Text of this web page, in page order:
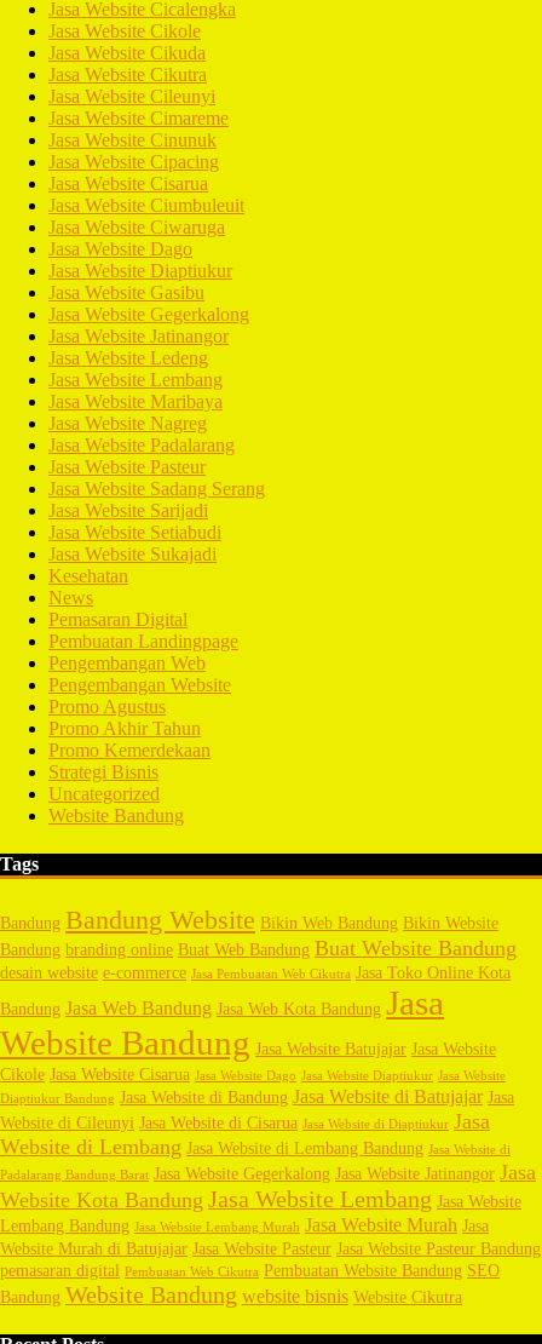
Jasa Website Cicalengka
Jasa Website Cikole
Jasa Website Cikuda
Jasa Website Cikutra
Jasa Website Cileunyi
Jasa Website Cimareme
Jasa Website Cinunuk
Jasa Website Cipacing
Jasa Website Cisarua
Jasa Website Ciumbuleuit
Jasa Website Ciwaruga
Jasa Website Dago
Jasa Website Diaptiukur
Jasa Website Gasibu
Jasa Website Gegerkalong
Jasa Website Jatinangor
Jasa Website Ledeng
Jasa Website Lembang
Jasa Website Maribaya
Jasa Website Nagreg
Jasa Website Padalarang
Jasa Website Pasteur
Jasa Website Sadang Serang
Jasa Website Sarijadi
Jasa Website Setiabudi
Jasa Website Sukajadi
Kesehatan
News
Pemasaran Digital
Pembuatan Landingpage
Pengembangan Web
Pengembangan Website
Promo Agustus
Promo Akhir Tahun
Promo Kemerdekaan
Strategi Bisnis
Uncategorized
Website Bandung
Tags
Bandung Bandung Website Bikin Web Bandung Bikin Website
Bandung branding online Buat Web Bandung Buat Website Bandung
desain website e-commerce Jasa Pembuatan Web Cikutra Jasa Toko Online Kota
Bandung Jasa Web Bandung Jasa Web Kota Bandung Jasa
Website Bandung Jasa Website Batujajar Jasa Website
Cikole Jasa Website Cisarua Jasa Website Dago Jasa Website Diaptiukur Jasa Website
Diaptiukur Bandung Jasa Website di Bandung Jasa Website di Batujajar Jasa
Website di Cileunyi Jasa Website di Cisarua Jasa Website di Diaptiukur Jasa
Website di Lembang Jasa Website di Lembang Bandung Jasa Website di
Padalarang Bandung Barat Jasa Website Gegerkalong Jasa Website Jatinangor Jasa
Website Kota Bandung Jasa Website Lembang Jasa Website
Lembang Bandung Jasa Website Lembang Murah Jasa Website Murah Jasa
Website Murah di Batujajar Jasa Website Pasteur Jasa Website Pasteur Bandung
pemasaran digital Pembuatan Web Cikutra Pembuatan Website Bandung SEO
Bandung Website Bandung website bisnis Website Cikutra